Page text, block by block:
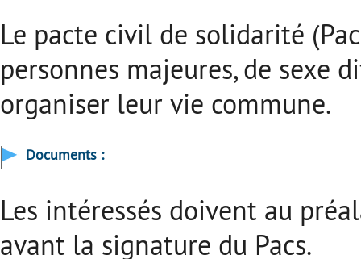
Le pacte civil de solidarité
personnes majeures, de sexe
organiser leur vie commune.
Documents :
Les intéressés doivent au
avant la signature du Pacs.